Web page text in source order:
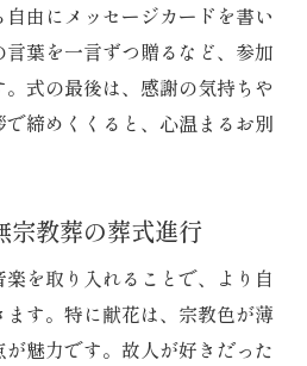
由にメッセージカードを書い
葉を一言ずつ贈るなど、参加
式の最後は、感謝の気持ちや
締めくくると、心温まるお別
宗教葬の葬式進行
を取り入れることで、より自
す。特に献花は、宗教色が薄
魅力です。故人が好きだった